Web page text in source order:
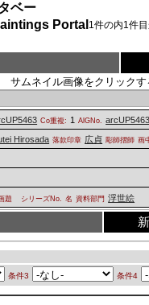
ベー
Portal 1件の内1件
サムネイル画像をクリック
Co重複: 1 AlGNo.
Hirosada 落款印章 広貞 彫師摺師 画
題 シリーズNo. 名 資料部門 浮世絵
条件3 条件4